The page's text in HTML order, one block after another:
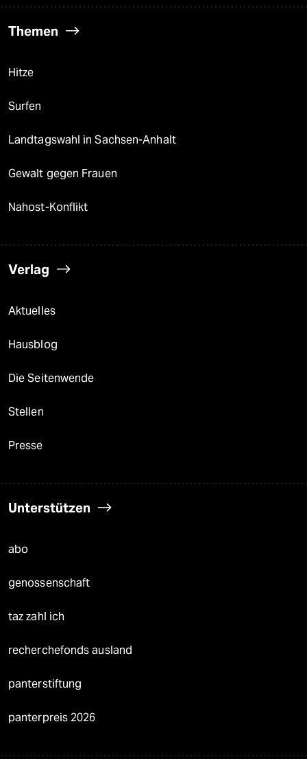
Themen
Hitze
Surfen
Landtagswahl in Sachsen-Anhalt
Gewalt gegen Frauen
Nahost-Konflikt
Verlag
Aktuelles
Hausblog
Die Seitenwende
Stellen
Presse
Unterstützen
abo
genossenschaft
taz zahl ich
recherchefonds ausland
panterstiftung
panterpreis 2026